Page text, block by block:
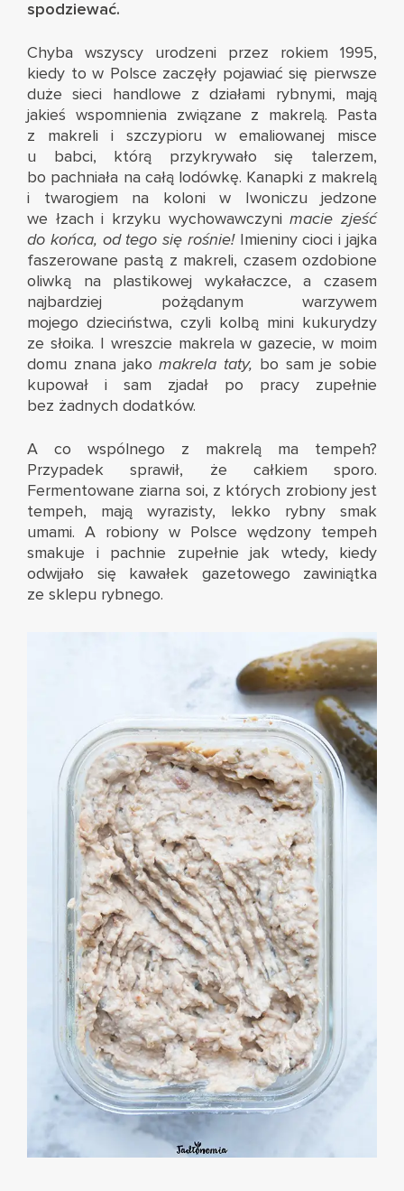
spodziewać.
Chyba wszyscy urodzeni przez rokiem 1995,
kiedy to w Polsce zaczęły pojawiać się pierwsze
duże sieci handlowe z działami rybnymi, mają
jakieś wspomnienia związane z makrelą. Pasta
z makreli i szczypioru w emaliowanej misce
u babci, którą przykrywało się talerzem,
bo pachniała na całą lodówkę. Kanapki z makrelą
i twarogiem na koloni w Iwoniczu jedzone
we łzach i krzyku wychowawczynimacie zjeść
do końca, od tego się rośnie! Imieniny cioci i jajka
faszerowane pastą z makreli, czasem ozdobione
oliwką na plastikowej wykałaczce, a czasem
najbardziej pożądanym warzywem
mojego dzieciństwa, czyli kolbą mini kukurydzy
ze słoika. I wreszcie makrela w gazecie, w moim
domu znana jakomakrela taty, bo sam je sobie
kupował i sam zjadał po pracy zupełnie
bez żadnych dodatków.
A co wspólnego z makrelą ma tempeh?
Przypadek sprawił, że całkiem sporo.
Fermentowane ziarna soi, z których zrobiony jest
tempeh, mają wyrazisty, lekko rybny smak
umami. A robiony w Polsce wędzony tempeh
smakuje i pachnie zupełnie jak wtedy, kiedy
odwijało się kawałek gazetowego zawiniątka
ze sklepu rybnego.